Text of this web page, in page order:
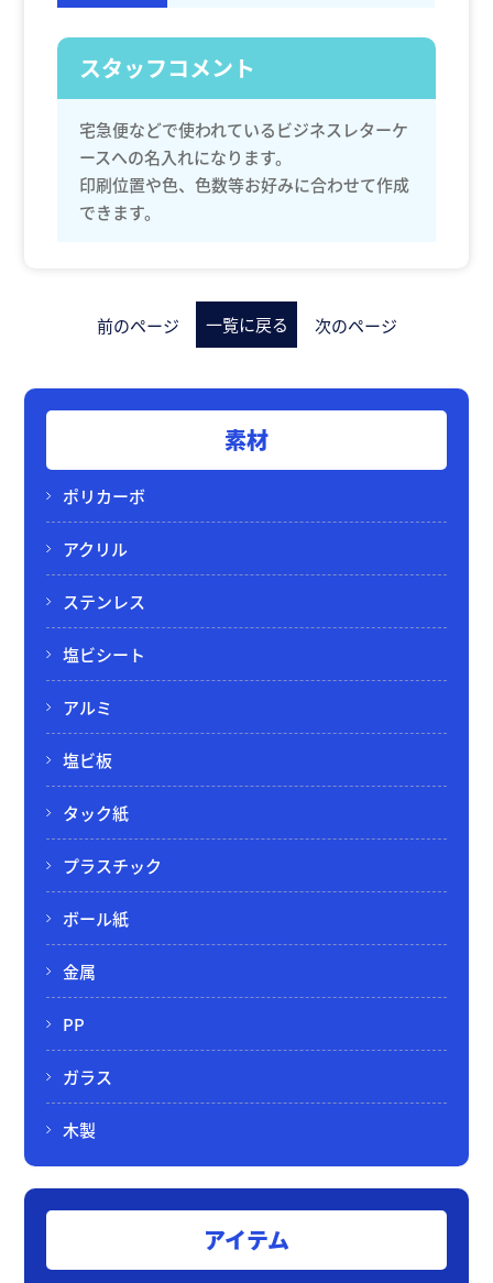
スタッフコメント
宅急便などで使われているビジネスレターケ
ースへの名入れになります。
印刷位置や色、色数等お好みに合わせて作成
できます。
前のページ 一覧に戻る 次のページ
素材
ポリカーボ
アクリル
ステンレス
塩ビシート
アルミ
塩ビ板
タック紙
プラスチック
ボール紙
金属
PP
ガラス
木製
アイテム